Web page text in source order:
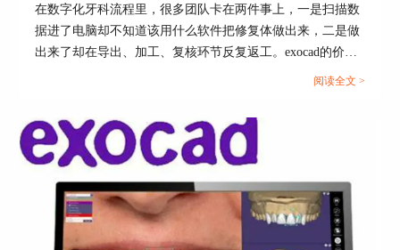
在数字化牙科流程里，很多团队卡在两件事上，一是扫描数
据进了电脑却不知道该用什么软件把修复体做出来，二是做
出来了却在导出、加工、复核环节反复返工。exocad的价值
在于把常见修复适应证的设计流程做成可复用的向导式步
计到制造的衔接更清晰。...
阅读全文 >